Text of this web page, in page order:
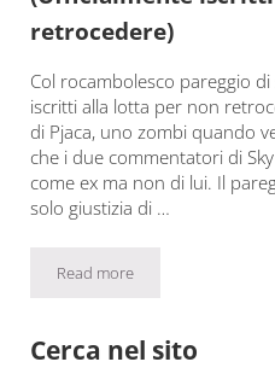
retrocedere)
Col rocambolesco pareggio
iscritti alla lotta per non
di Pjaca, uno zombi quando
che i due commentatori di
come ex ma non di lui. Il
solo giustizia di …
Read moreFiorentina-Genoa 1-1: io
Sidebar
Cerca nel sito